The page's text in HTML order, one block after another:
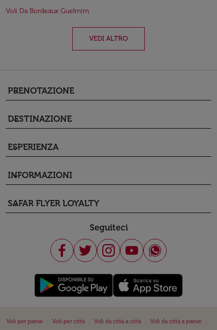
Voli Da Bordeaux Guelmim
VEDI ALTRO
PRENOTAZIONE
keyboard_arrow_down
DESTINAZIONE
keyboard_arrow_down
ESPERIENZA
keyboard_arrow_down
INFORMAZIONI
keyboard_arrow_down
SAFAR FLYER LOYALTY
keyboard_arrow_down
Seguiteci
Voli per paese Voli per città Voli da città a città Voli da città a paese